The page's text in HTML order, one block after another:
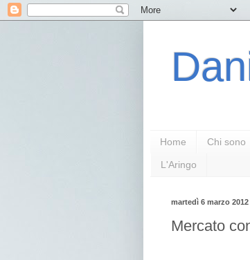
Home Chi sono
L'Aringo
martedì 6 marzo 2012
Mercato